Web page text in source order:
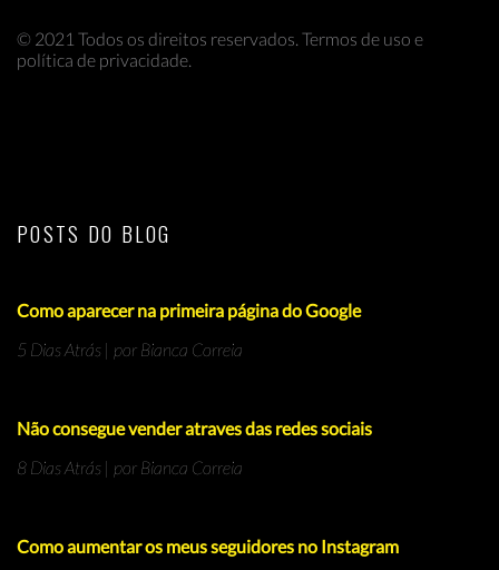
© 2021 Todos os direitos reservados. Termos de uso e
política de privacidade.
POSTS DO BLOG
Como aparecer na primeira página do Google
5 Dias Atrás | por Bianca Correia
Não consegue vender atraves das redes sociais
8 Dias Atrás | por Bianca Correia
Como aumentar os meus seguidores no Instagram